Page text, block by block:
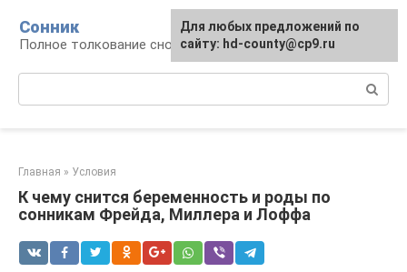
контенту
Сонник
Полное толкование снов
Главная » Условия
К чему снится беременность и роды по
сонникам Фрейда, Миллера и Лоффа
Для любых предложений по
сайту: hd-county@cp9.ru